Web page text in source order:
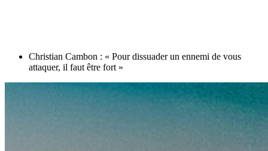
Christian Cambon : « Pour dissuader un ennemi de vous
attaquer, il faut être fort »